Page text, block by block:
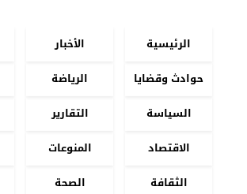
الرئيسية الأخبار
حوادث وقضايا
الرياضة
السياسة
التقارير
الاقتصاد
المنوعات
الثقافة
الصحة